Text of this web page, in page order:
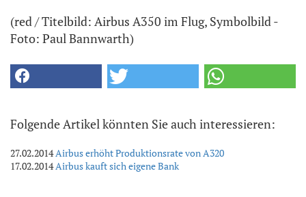
(red / Titelbild: Airbus A350 im Flug, Symbolbild -
Foto: Paul Bannwarth)
Folgende Artikel könnten Sie auch interessieren:
27.02.2014Airbus erhöht Produktionsrate von A320
17.02.2014Airbus kauft sich eigene Bank